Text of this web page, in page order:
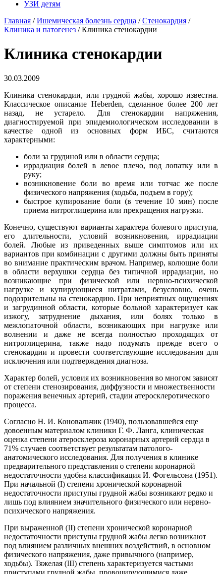
УЗИ детям
Главная /Ишемическая болезнь сердца /Стенокардия /
Клиника и патогенез /Клиника стенокардии
Клиника стенокардии
30.03.2009
Клиника стенокардии, или грудной жабы, хорошо известна.
Классическое описание Heberden, сделанное более 200 лет
назад, не устарело. Для стенокардии напряжения,
диагностируемой при эпидемиологическом исследовании в
качестве одной из основных форм ИБС, считаются
характерными:
боли за грудиной или в области сердца;
иррадиация болей в левое плечо, под лопатку или в
руку;
возникновение боли во время или тотчас же после
физического напряжения (ходьба, подъем в гору);
быстрое купирование боли (в течение 10 мин) после
приема нитроглицерина или прекращения нагрузки.
Конечно, существуют варианты характера болевого приступа,
его длительности, условий возникновения, иррадиации
болей. Любые из приведенных выше симптомов или их
вариантов при комбинации с другими должны быть приняты
во внимание практическим врачом. Например, колющие боли
в области верхушки сердца без типичной иррадиации, но
возникающие при физической или нервно-психической
нагрузке и купирующиеся нитратами, безусловно, очень
подозрительны на стенокардию. При неприятных ощущениях
и загрудинной области, которые больной характеризует как
изжогу, затруднение дыхания, или болях только в
межлопаточной области, возникающих при нагрузке или
волнении и даже не всегда полностью проходящих от
нитроглицерина, также надо подумать прежде всего о
стенокардии и провести соответствующие исследования для
исключения или подтверждения диагноза.
Характер болей, условия их возникновения во многом зависят
от степени стенозирования, диффузности и множественности
поражения венечных артерий, стадии атеросклеротического
процесса.
Согласно Н. И. Коновальчик (1940), пользовавшейся еще
довоенным материалом клиники Г. Ф. Ланга, клиническая
оценка степени атеросклероза коронарных артерий сердца в
71% случаев соответствует результатам патолого-
анатомического исследования. Для получения в клинике
предварительного представления о степени коронарной
недостаточности удобна классификация И. Фогельсона (1951).
При начальной (I) степени хронической коронарной
недостаточности приступы грудной жабы возникают редко и
лишь под влиянием значительного физического или нервно-
психического напряжения.
При выраженной (II) степени хронической коронарной
недостаточности приступы грудной жабы легко возникают
под влиянием различных внешних воздействий, в основном
физического напряжения, даже привычного (например,
ходьбы). Тяжелая (III) степень характеризуется частыми
приступами грудной жабы, провоцирующимися даже